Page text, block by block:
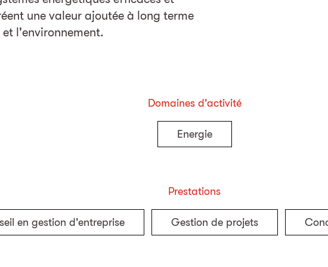
une valeur ajoutée à long terme
l'environnement.
Domaines d'activité
Energie
Prestations
en gestion d'entreprise Gestion de projets